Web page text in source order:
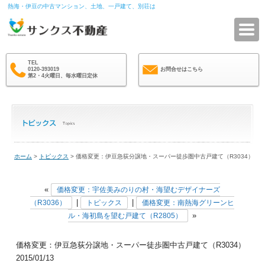
熱海・伊豆の中古マンション、土地、一戸建て、別荘は
TEL
0120-393019
第2・4火曜日、毎水曜日定休
お問合せはこちら
ホーム > トピックス > 価格変更：伊豆急荻分譲地・スーパー徒歩圏中古戸建て（R3034）
«
価格変更：宇佐美みのりの村・海望むデザイナーズ
（R3036）
トピックス
価格変更：南熱海グリーンヒ
ル・海初島を望む戸建て（R2805）
»
価格変更：伊豆急荻分譲地・スーパー徒歩圏中古戸建て（R3034）
2015/01/13